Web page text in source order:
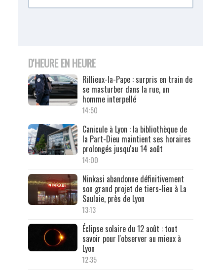
D'HEURE EN HEURE
Rillieux-la-Pape : surpris en train de
se masturber dans la rue, un
homme interpellé
14:50
Canicule à Lyon : la bibliothèque de
la Part-Dieu maintient ses horaires
prolongés jusqu'au 14 août
14:00
Ninkasi abandonne définitivement
son grand projet de tiers-lieu à La
Saulaie, près de Lyon
13:13
Éclipse solaire du 12 août : tout
savoir pour l'observer au mieux à
Lyon
12:35